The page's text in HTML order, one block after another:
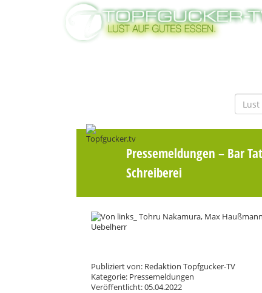
Pressemeldungen – Bar
Schreiberei
Publiziert von: Redaktion Topfgucker-TV
Kategorie: Pressemeldungen
Veröffentlicht: 05.04.2022